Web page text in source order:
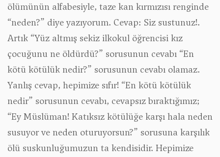
ölümünün alfabesiyle, taze kan kırmızısı renginde
“neden?” diye yazıyorum. Cevap: Siz sustunuz!.
Artık “Yüz altmış sekiz ilkokul öğrencisi kız
çocuğunu ne öldürdü?” sorusunun cevabı “En
kötü kötülük nedir?” sorusunun cevabı olamaz.
Yanlış cevap, hepimize sıfır! “En kötü kötülük
nedir” sorusunun cevabı, cevapsız bıraktığımız;
“Ey Müslüman! Katıksız kötülüğe karşı hala neden
susuyor ve neden oturuyorsun?” sorusuna karşılık
ölü suskunluğumuzun ta kendisidir. Hepimize